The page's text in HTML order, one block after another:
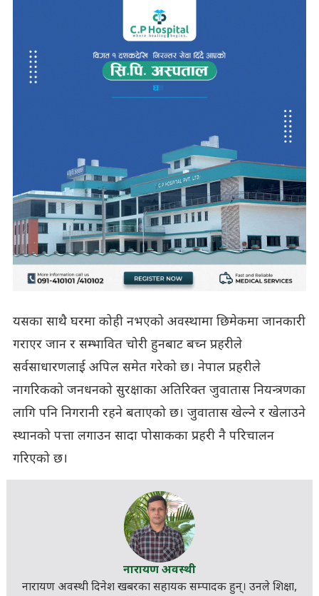
यसका साथै घरमा कोही नभएको अवस्थामा छिमेकमा जानकारी
गराएर जान र सम्भावित चोरी हुनबाट बच्न प्रहरीले
सर्वसाधारणलाई अपिल समेत गरेको छ। नेपाल प्रहरीले
नागरिकको जनधनको सुरक्षाका अतिरिक्त जुवातास नियन्त्रणका
लागि पनि निगरानी रहने बताएको छ। जुवातास खेल्ने र खेलाउने
स्थानको पत्ता लगाउन सादा पोसाकका प्रहरी नै परिचालन
गरिएको छ।
नारायण अवस्थी
नारायण अवस्थी दिनेश खबरका सहायक सम्पादक हुन्। उनले शिक्षा,